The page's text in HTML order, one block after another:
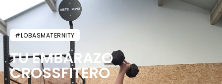
#LOBASMATERNITY
TU EMBARAZO
CROSSFITERO